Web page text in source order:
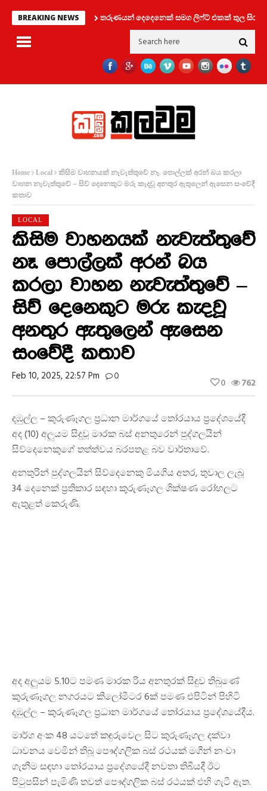
BREAKING NEWS තරුණයන් දෙදෙනෙක් සමග ලිෆ්ට් එකක් තුල සිර වූ කත
Home Local
කිසිම වාහනයක් නැවැත්තුවේ නෑ. පොල්ලක් අරන් බය කරලා
වාහන නැවැත්තුවේ – සිව් දෙනෙකුට මරු කැදවූ අනතුර ඇතුලෙන් ඇසෙන සංවේදී
කතාව
LOCAL
කිසිම වාහනයක් නැවැත්තුවේ
නෑ. පොල්ලක් අරන් බය
කරලා වාහන නැවැත්තුවේ –
සිව් දෙනෙකුට මරු කැදවූ
අනතුර ඇතුලෙන් ඇසෙන
සංවේදී කතාව
Feb 10, 2025, 22:57 Pm 0 762
0
දඹුල්ල – කුරුණෑගල ප්‍රධාන මාර්ගයේ තෝරයාය ප්‍රදේශයේදී
අද (10) අලුයම සිදුවූ මාරක බස් අනතුරෙන් පුද්ගලයින්
සිව්දෙනෙකුගේ තත්ත්වය බරපතළ බව වාර්තාවේ.
අනතුරින් පුද්ගලයින් සිව්දෙනෙකු මියගිය අතර, තුවාල ලැබූ
34 දෙනෙක් ප්‍රතිකාර සඳහා කුරුණෑගල ශික්ෂණ රෝහලට
ඇතුළත් කෙරුණි.
අද අලුයම 5.10ට පමණ මාරක රිය අනතුරක් සිදුව තිබුණේ
කුරුණෑගල නගරයට කිලෝමීටර 6ක් පමණ එපිටින් පිහිටි
දඹුල්ල – කුරුණෑගල ප්‍රධාන මාර්ගයේ තෝරයාය ප්‍රදේශයේදීය.
මාර්ග අංක 48 යටතේ කඳුරුවෙල සිට කුරුණෑගල දක්වා
ධාවනය වෙමින් තිබූ පෞද්ගලික බස් රථයක් මගීන් නංවා
ගැනීම සඳහා තෝරයාය ප්‍රදේශයේදී නවතා තිබීයදී ඊට
පිටුපසින් පැමිණි තවත් පෞද්ගලික බස් රථයක් එහි ගැටී ඇත.